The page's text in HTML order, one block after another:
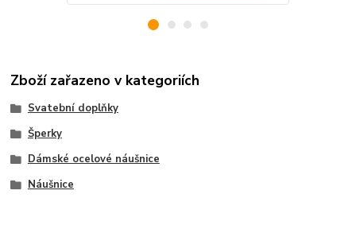
Zboží zařazeno v kategoriích
Svatební doplňky
Šperky
Dámské ocelové náušnice
Náušnice